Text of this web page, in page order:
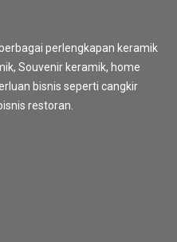
perlengkapan keramik
Souvenir keramik, home
bisnis seperti cangkir
restoran.